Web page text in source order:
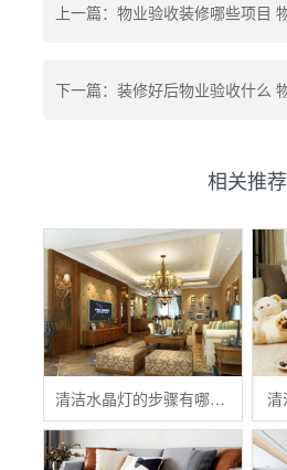
上一篇：物业验收装修哪些项目
下一篇：装修好后物业验收什么
相关推荐
清洁水晶灯的步骤有哪些？ 清